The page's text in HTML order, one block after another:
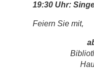
19:30 Uhr:
Feiern Sie mit,